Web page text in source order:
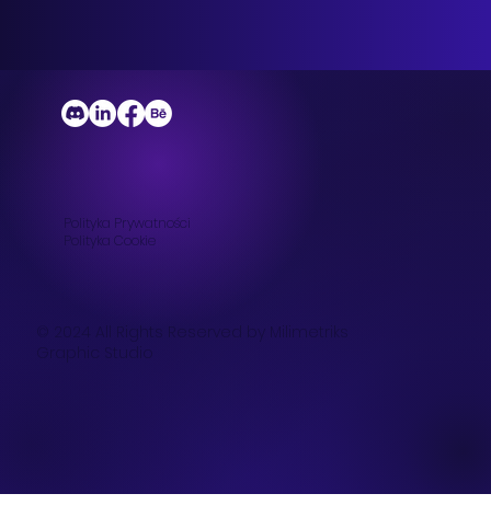
Polityka Prywatności
PolitykaCookie
© 2024 All Rights Reserved by Milimetriks
Graphic Studio